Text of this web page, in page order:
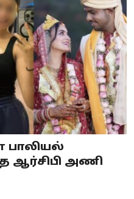
ஆர்சிபி அணி